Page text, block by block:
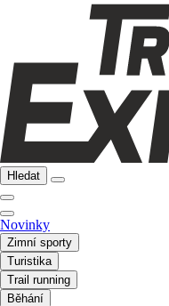
Hledat
Novinky
Zimní sporty
Turistika
Trail running
Běhání